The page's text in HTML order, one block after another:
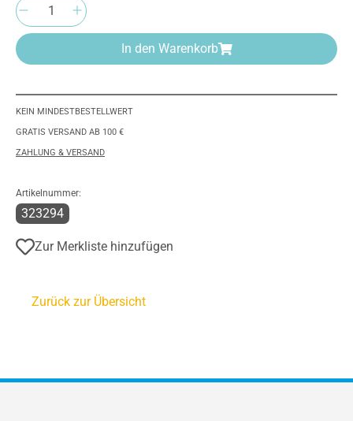
Produkt Anzahl: Gib den gewünschten
In den Warenkorb
KEIN MINDESTBESTELLWERT
GRATIS VERSAND AB 100 €
ZAHLUNG & VERSAND
Artikelnummer:
323294
Zur Merkliste hinzufügen
Zurück zur Übersicht